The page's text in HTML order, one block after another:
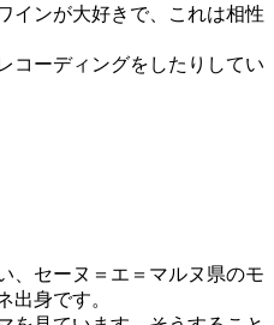
インが大好きで、これは相性
コーディングをしたりしてい
、セーヌ＝エ＝マルヌ県のモ
出身です。